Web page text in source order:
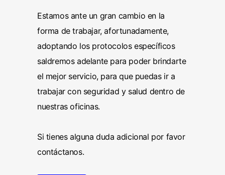
Estamos ante un gran cambio en la
forma de trabajar, afortunadamente,
adoptando los protocolos específicos
saldremos adelante para poder brindarte
el mejor servicio, para que puedas ir a
trabajar con seguridad y salud dentro de
nuestras oficinas.
Si tienes alguna duda adicional por favor
contáctanos.